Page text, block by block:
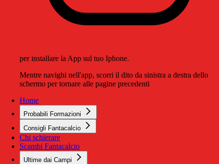
per installare la App sul tuo Iphone.
Mentre navighi nell'app, scorri il dito da sinistra a destra dello
schermo per tornare alle pagine precedenti
Home
Probabili Formazioni
Consigli Fantacalcio
Chi schierare
Scambi Fantacalcio
Ultime dai Campi